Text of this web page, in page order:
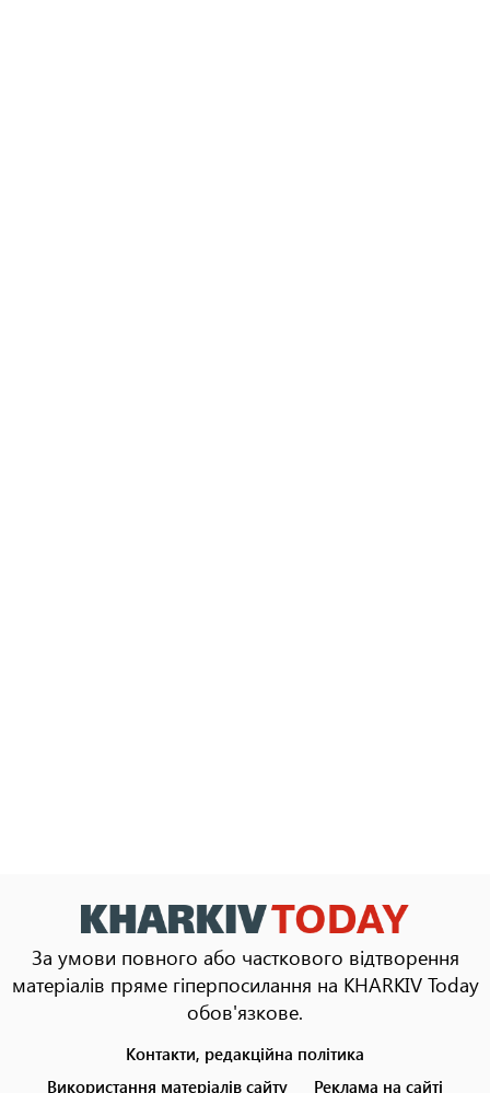
За умови повного або часткового відтворення
матеріалів пряме гіперпосилання на KHARKIV Today
обов'язкове.
menu
Контакти, редакційна політика
Використання матеріалів сайту
Реклама на сайті